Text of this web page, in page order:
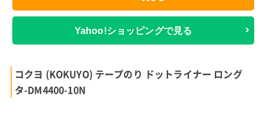
Yahoo!ショッピングで見る
コクヨ (KOKUYO) テープのり ドットライナー ロング
タ-DM4400-10N